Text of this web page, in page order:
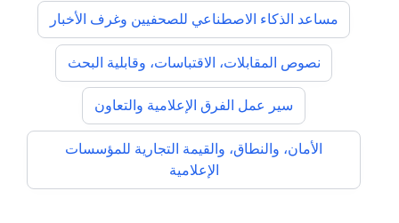
مساعد الذكاء الاصطناعي للصحفيين وغرف الأخبار
نصوص المقابلات، الاقتباسات، وقابلية البحث
سير عمل الفرق الإعلامية والتعاون
الأمان، والنطاق، والقيمة التجارية للمؤسسات
الإعلامية